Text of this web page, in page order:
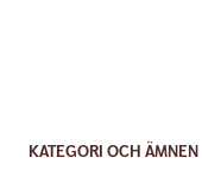
KATEGORI OCH ÄMNEN